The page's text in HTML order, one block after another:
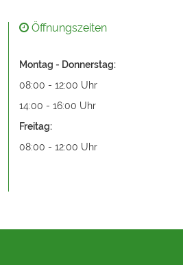
Öffnungszeiten
Montag - Donnerstag:
08:00 - 12:00 Uhr
14:00 - 16:00 Uhr
Freitag:
08:00 - 12:00 Uhr